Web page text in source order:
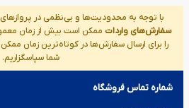
با توجه به محدودیت‌ها و بی‌نظمی در پروازهای
سفارش‌های واردات ممکن است بیش از زمان
را برای ارسال سفارش‌ها در کوتاه‌ترین زمان
شما سپاسگزاریم.
شماره تماس فروشگاه